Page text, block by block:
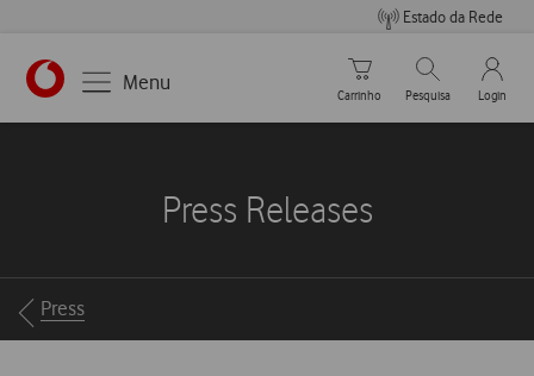
Estado da Rede
https://www.vodafone.pt
Menu
Carrinho de compras
Carrinho
Pesquisar
Pesquisa
My
Login
Press Releases
Breadcrumbs
Press